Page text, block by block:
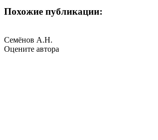
Похожие публикации:
Семёнов А.Н.
Оцените автора